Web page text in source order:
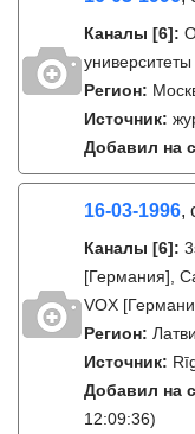
Каналы [6]:
Регион:
Источник:
Добавил на
16-03-1996,
Каналы [6]:
[Германия],
VOX
Регион:
Источник:
Добавил на
12:09:36)